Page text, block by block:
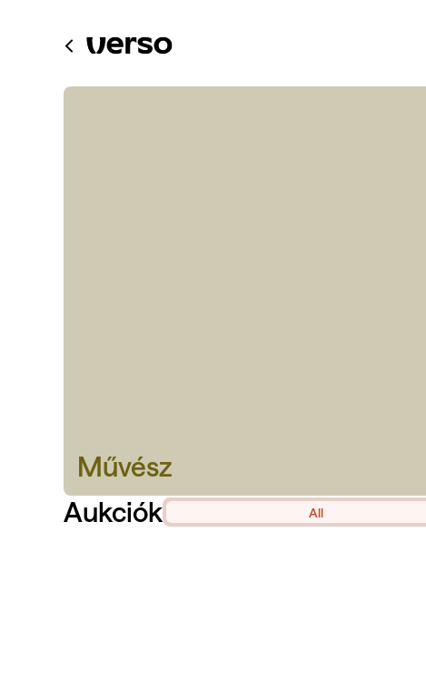
Művész
Aukciók
All